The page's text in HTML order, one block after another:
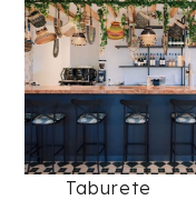
Taburete